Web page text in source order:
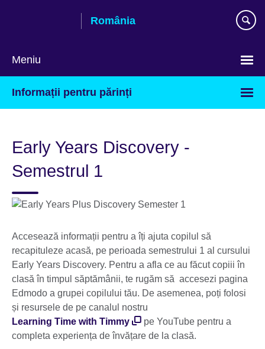
România
Meniu
limba
Informații pentru părinți
Early Years Discovery -
Semestrul 1
Accesează informații pentru a îți ajuta copilul să
recapituleze acasă, pe perioada semestrului 1 al cursului
Early Years Discovery. Pentru a afla ce au făcut copiii în
clasă în timpul săptămânii, te rugăm să accesezi pagina
Edmodo a grupei copilului tău. De asemenea, poți folosi
și resursele de pe canalul nostru
Learning Time with Timmy
pe YouTube pentru a
completa experiența de învățare de la clasă.